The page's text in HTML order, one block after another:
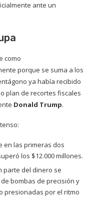
ante un
como
porque se suma a los
ya había recibido
plan de recortes fiscales
Donald Trump.
en las primeras dos
los $12.000 millones.
parte del dinero se
bombas de precisión y
presionadas por el ritmo